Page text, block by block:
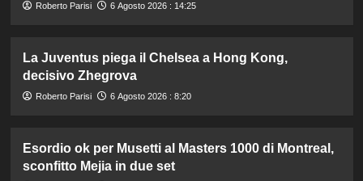
Roberto Parisi 6 Agosto 2026 : 14:25
La Juventus piega il Chelsea a Hong Kong,
decisivo Zhegrova
Roberto Parisi 6 Agosto 2026 : 8:20
Esordio ok per Musetti al Masters 1000 di Montreal,
sconfitto Mejia in due set